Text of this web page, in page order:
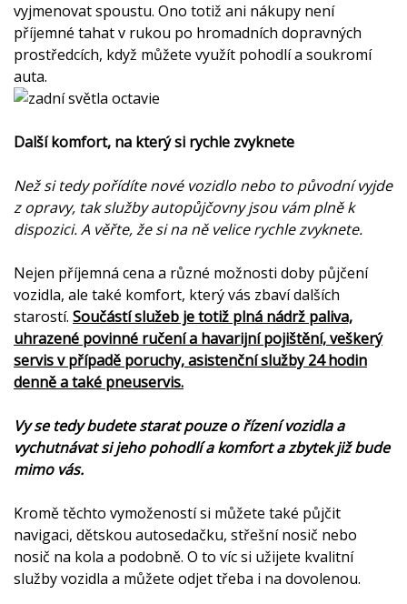
vyjmenovat spoustu. Ono totiž ani nákupy není
příjemné tahat v rukou po hromadních dopravných
prostředcích, když můžete využít pohodlí a soukromí
auta.
Další komfort, na který si rychle zvyknete
Než si tedy pořídíte nové vozidlo nebo to původní vyjde
z opravy, tak služby autopůjčovny jsou vám plně k
dispozici. A věřte, že si na ně velice rychle zvyknete.
Nejen příjemná cena a různé možnosti doby půjčení
vozidla, ale také komfort, který vás zbaví dalších
starostí. Součástí služeb je totiž plná nádrž paliva,
uhrazené povinné ručení a havarijní pojištění,veškerý
servis v případě poruchy, asistenční služby 24 hodin
denně a také pneuservis.
Vy se tedy budete starat pouze o řízení vozidla a
vychutnávat si jeho pohodlí a komfort a zbytek již bude
mimo vás.
Kromě těchto vymožeností si můžete také půjčit
navigaci, dětskou autosedačku, střešní nosič nebo
nosič na kola a podobně. O to víc si užijete kvalitní
služby vozidla a můžete odjet třeba i na dovolenou.